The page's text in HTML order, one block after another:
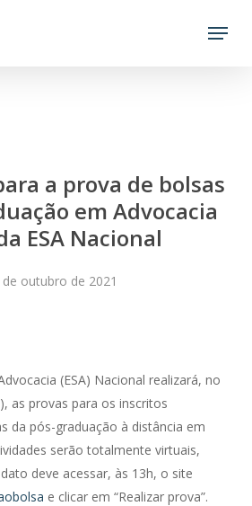
Menu
a prova de bolsas
em Advocacia
ESA Nacional
de outubro de 2021
(ESA) Nacional realizará, no
as provas para os inscritos
da pós-graduação à distância em
serão totalmente virtuais,
deve acessar, às 13h, o site
e clicar em “Realizar prova”.